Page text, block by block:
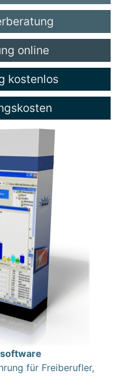
online
kostenlos
für Freiberufler,